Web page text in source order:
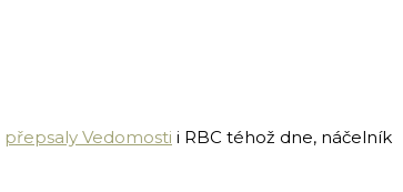
přepsaly Vedomosti i RBC téhož dne, náčelník